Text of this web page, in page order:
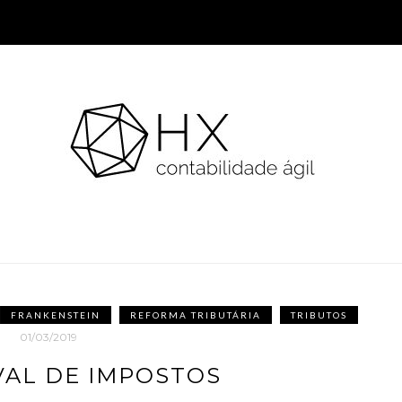
FRANKENSTEIN REFORMA TRIBUTÁRIA TRIBUTOS
01/03/2019
DE IMPOSTOS